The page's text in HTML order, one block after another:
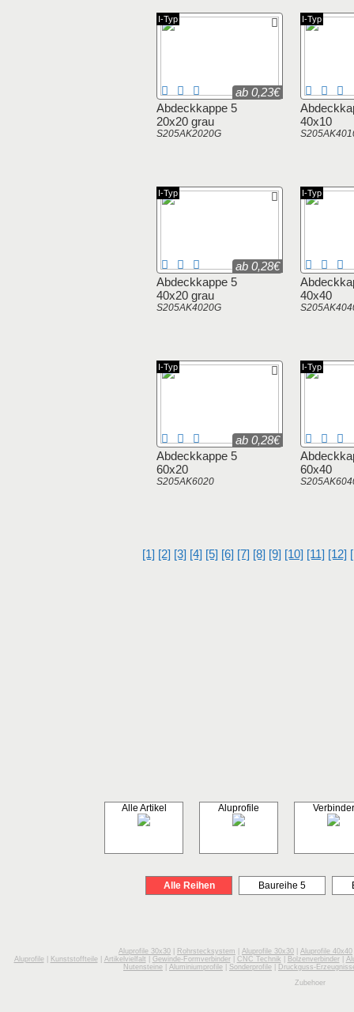
Abdeckkappe 5
20x20 grau
S205AK2020G
ab 0,23€
I-Typ
40x10
I-Typ
Abdeckkappe 5
40x20 grau
S205AK4020G
ab 0,28€
I-Typ
40x40
I-Typ
Abdeckkappe 5
60x20
S205AK6020
ab 0,28€
I-Typ
60x40
I-Typ
[1] [2] [3] [4] [5] [6] [7] [8] [9] [10] [11] [12]
Alle Artikel Aluprofile Verbinder
Alle Reihen Baureihe 5
Aluprofile 30x30 Rohrstecksystem Aluprofile 30x30 Aluprofile 40x40
Aluprofile| Kunststoffteile| Artikelvielfalt Gewinde-Formverbinder| CNC Technik Bolzenverbinder|
Nutensteine
Aluminiumprofile Sonderprofile Druckguss-
Zubehoer